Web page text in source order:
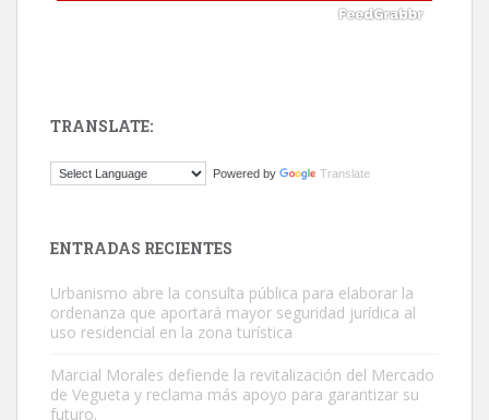
Este gato macho ha aparecido en la calle hace menos de un mes,
Adopción urgente
TRANSLATE:
Powered by Translate
ENTRADAS RECIENTES
Urbanismo abre la consulta pública para elaborar la
ordenanza que aportará mayor seguridad jurídica al
uso residencial en la zona turística
Marcial Morales defiende la revitalización del Mercado
de Vegueta y reclama más apoyo para garantizar su
futuro.